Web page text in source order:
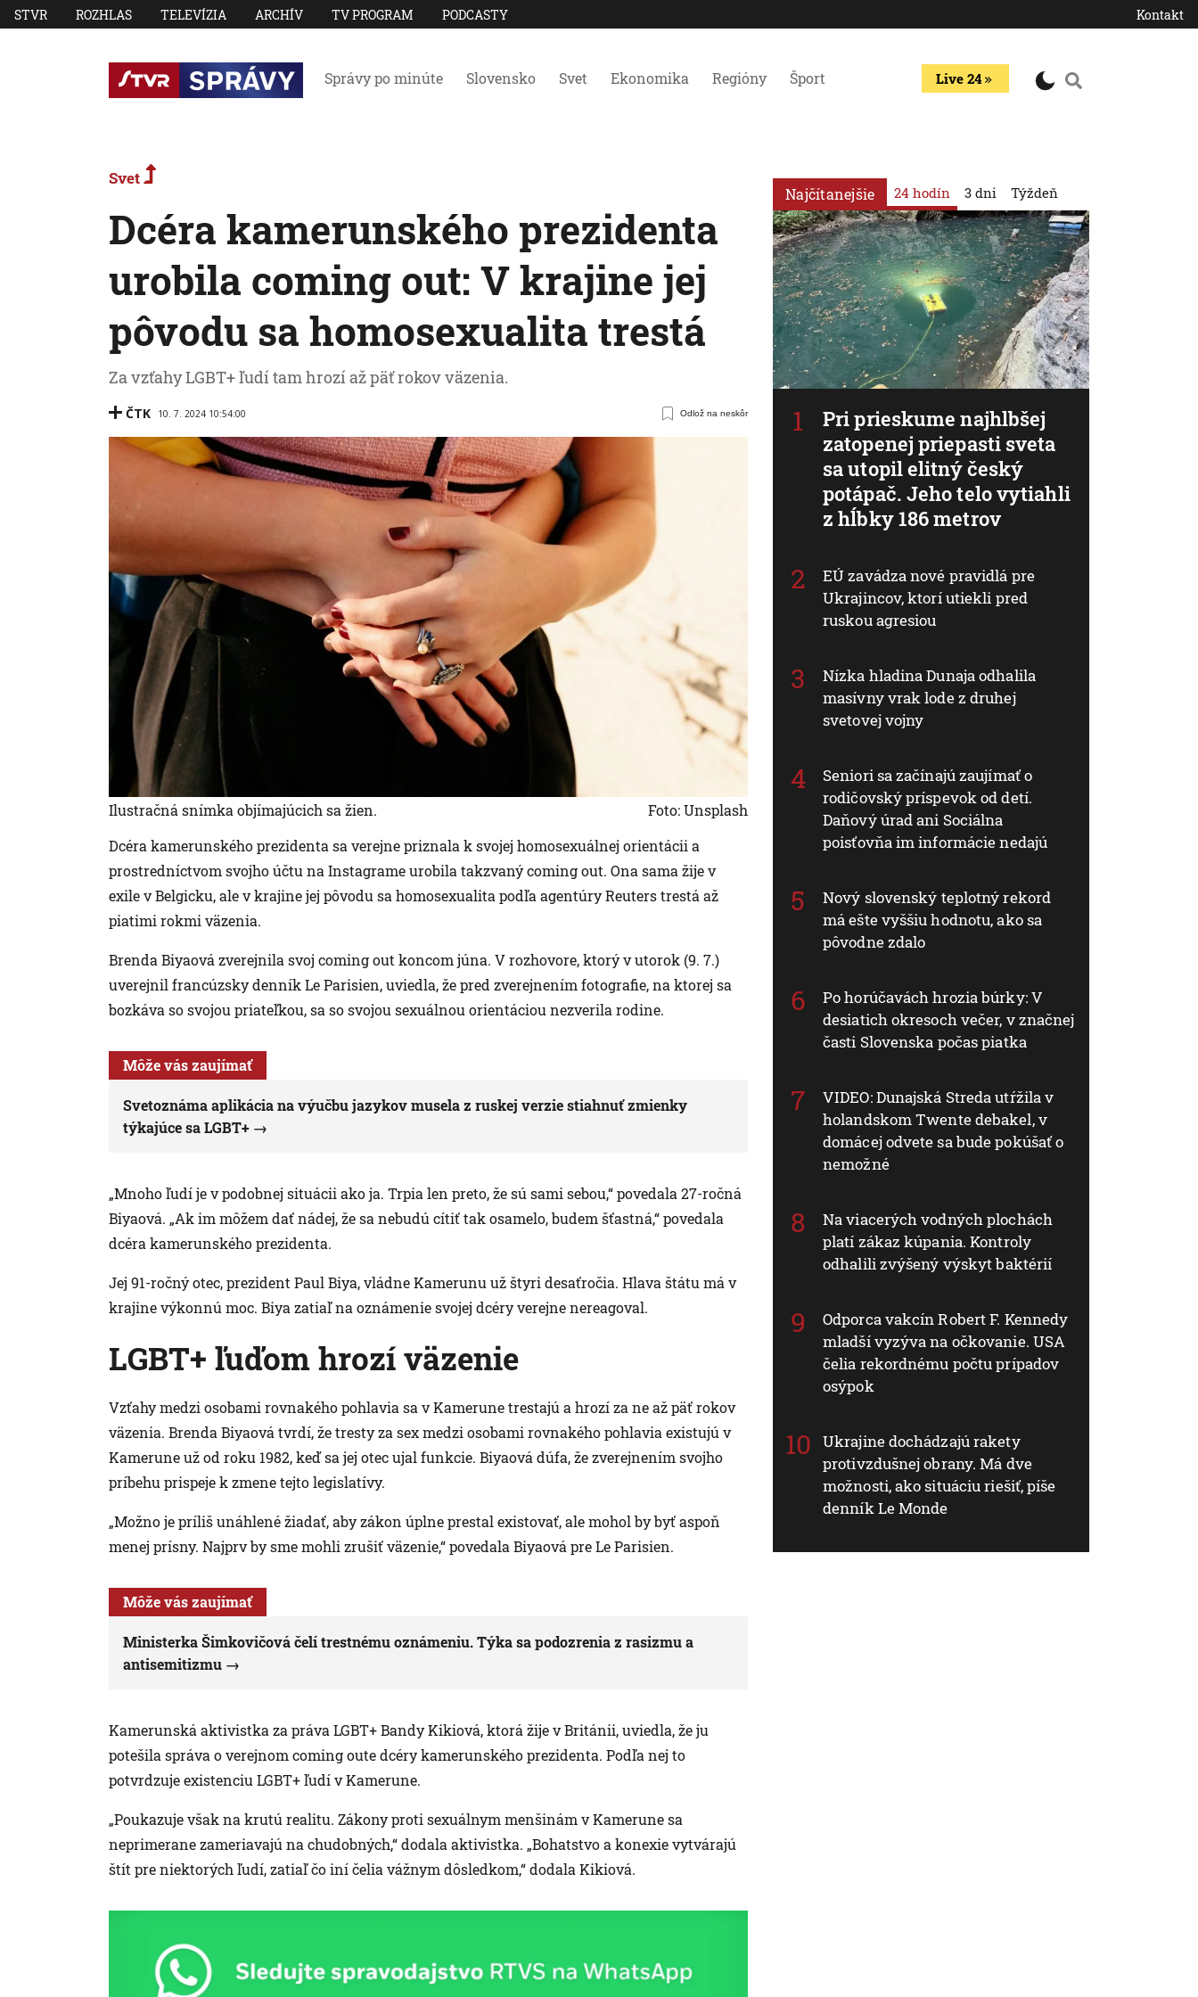
STVR ROZHLAS TELEVÍZIA ARCHÍV TV PROGRAM PODCASTY Kontakt
Správy po minúte Slovensko Svet Ekonomika Regióny Šport Live 24
Svet
Dcéra kamerunského prezidenta
urobila coming out: V krajine jej
pôvodu sa homosexualita trestá
Za vzťahy LGBT+ ľudí tam hrozí až päť rokov väzenia.
ČTK 10. 7. 2024 10:54:00 Odlož na neskôr
Ilustračná snímka objímajúcich sa žien.
Foto: Unsplash
Dcéra kamerunského prezidenta sa verejne priznala k svojej homosexuálnej orientácii a
prostredníctvom svojho účtu na Instagrame urobila takzvaný coming out. Ona sama žije v
exile v Belgicku, ale v krajine jej pôvodu sa homosexualita podľa agentúry Reuters trestá až
piatimi rokmi väzenia.
Brenda Biyaová zverejnila svoj coming out koncom júna. V rozhovore, ktorý v utorok (9. 7.)
uverejnil francúzsky denník Le Parisien, uviedla, že pred zverejnením fotografie, na ktorej sa
bozkáva so svojou priateľkou, sa so svojou sexuálnou orientáciou nezverila rodine.
Môže vás zaujímať
Svetoznáma aplikácia na výučbu jazykov musela z ruskej verzie stiahnuť zmienky
týkajúce sa LGBT+
„Mnoho ľudí je v podobnej situácii ako ja. Trpia len preto, že sú sami sebou,“ povedala 27-ročná
Biyaová. „Ak im môžem dať nádej, že sa nebudú cítiť tak osamelo, budem šťastná,“ povedala
dcéra kamerunského prezidenta.
Jej 91-ročný otec, prezident Paul Biya, vládne Kamerunu už štyri desaťročia. Hlava štátu má v
krajine výkonnú moc. Biya zatiaľ na oznámenie svojej dcéry verejne nereagoval.
LGBT+ ľuďom hrozí väzenie
Vzťahy medzi osobami rovnakého pohlavia sa v Kamerune trestajú a hrozí za ne až päť rokov
väzenia. Brenda Biyaová tvrdí, že tresty za sex medzi osobami rovnakého pohlavia existujú v
Kamerune už od roku 1982, keď sa jej otec ujal funkcie. Biyaová dúfa, že zverejnením svojho
príbehu prispeje k zmene tejto legislatívy.
„Možno je príliš unáhlené žiadať, aby zákon úplne prestal existovať, ale mohol by byť aspoň
menej prísny. Najprv by sme mohli zrušiť väzenie,“ povedala Biyaová pre Le Parisien.
Môže vás zaujímať
Ministerka Šimkovičová čelí trestnému oznámeniu. Týka sa podozrenia z rasizmu a
antisemitizmu
Kamerunská aktivistka za práva LGBT+ Bandy Kikiová, ktorá žije v Británii, uviedla, že ju
potešila správa o verejnom coming oute dcéry kamerunského prezidenta. Podľa nej to
potvrdzuje existenciu LGBT+ ľudí v Kamerune.
„Poukazuje však na krutú realitu. Zákony proti sexuálnym menšinám v Kamerune sa
neprimerane zameriavajú na chudobných,“ dodala aktivistka. „Bohatstvo a konexie vytvárajú
štít pre niektorých ľudí, zatiaľ čo iní čelia vážnym dôsledkom,“ dodala Kikiová.
Najčítanejšie 24 hodín
Pri prieskume najhlbšej
zatopenej priepasti sveta
sa utopil elitný český
potápač. Jeho telo vytiahli
z hĺbky 186 metrov
EÚ zavádza nové pravidlá pre
Ukrajincov, ktorí utiekli pred
ruskou agresiou
Nízka hladina Dunaja odhalila
masívny vrak lode z druhej
svetovej vojny
Seniori sa začínajú zaujímať o
rodičovský príspevok od detí.
Daňový úrad ani Sociálna
poisťovňa im informácie nedajú
Nový slovenský teplotný rekord
má ešte vyššiu hodnotu, ako sa
pôvodne zdalo
Po horúčavách hrozia búrky: V
desiatich okresoch večer, v značnej
časti Slovenska počas piatka
VIDEO: Dunajská Streda utŕžila v
holandskom Twente debakel, v
domácej odvete sa bude pokúšať o
nemožné
Na viacerých vodných plochách
platí zákaz kúpania. Kontroly
odhalili zvýšený výskyt baktérií
Odporca vakcín Robert F. Kennedy
mladší vyzýva na očkovanie. USA
čelia rekordnému počtu prípadov
osýpok
Ukrajine dochádzajú rakety
protivzdušnej obrany. Má dve
možnosti, ako situáciu riešiť, píše
denník Le Monde
3 dni Týždeň